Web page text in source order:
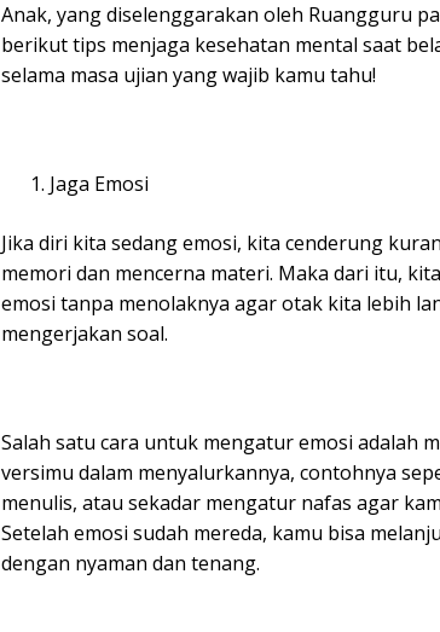
Anak, yang diselenggarakan oleh Ruangguru
berikut tips menjaga kesehatan mental saat
selama masa ujian yang wajib kamu tahu!
Jaga Emosi
Jika diri kita sedang emosi, kita cenderung
memori dan mencerna materi. Maka dari itu,
emosi tanpa menolaknya agar otak kita lebih
mengerjakan soal.
Salah satu cara untuk mengatur emosi adalah
versimu dalam menyalurkannya, contohnya
menulis, atau sekadar mengatur nafas agar
Setelah emosi sudah mereda, kamu bisa
dengan nyaman dan tenang.